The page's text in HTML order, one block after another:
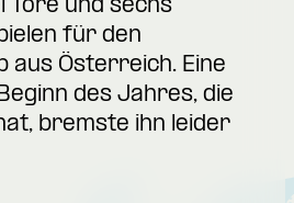
Tore und sechs
für den
aus Österreich. Eine
des Jahres, die
bremste ihn leider